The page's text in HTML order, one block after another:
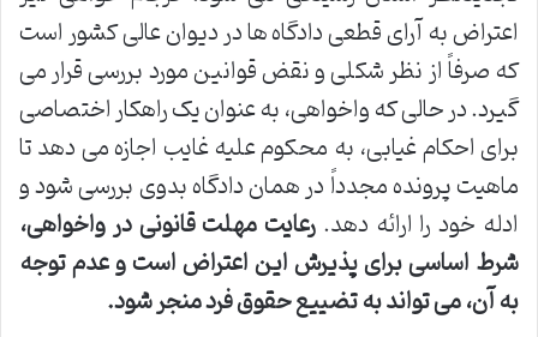
اعتراض به آرای قطعی دادگاه ها در دیوان عالی کشور است
که صرفاً از نظر شکلی و نقض قوانین مورد بررسی قرار می
گیرد. در حالی که واخواهی، به عنوان یک راهکار اختصاصی
برای احکام غیابی، به محکوم علیه غایب اجازه می دهد تا
ماهیت پرونده مجدداً در همان دادگاه بدوی بررسی شود و
ادله خود را ارائه دهد.رعایت مهلت قانونی در واخواهی،
شرط اساسی برای پذیرش این اعتراض است و عدم توجه
به آن، می تواند به تضییع حقوق فرد منجر شود.